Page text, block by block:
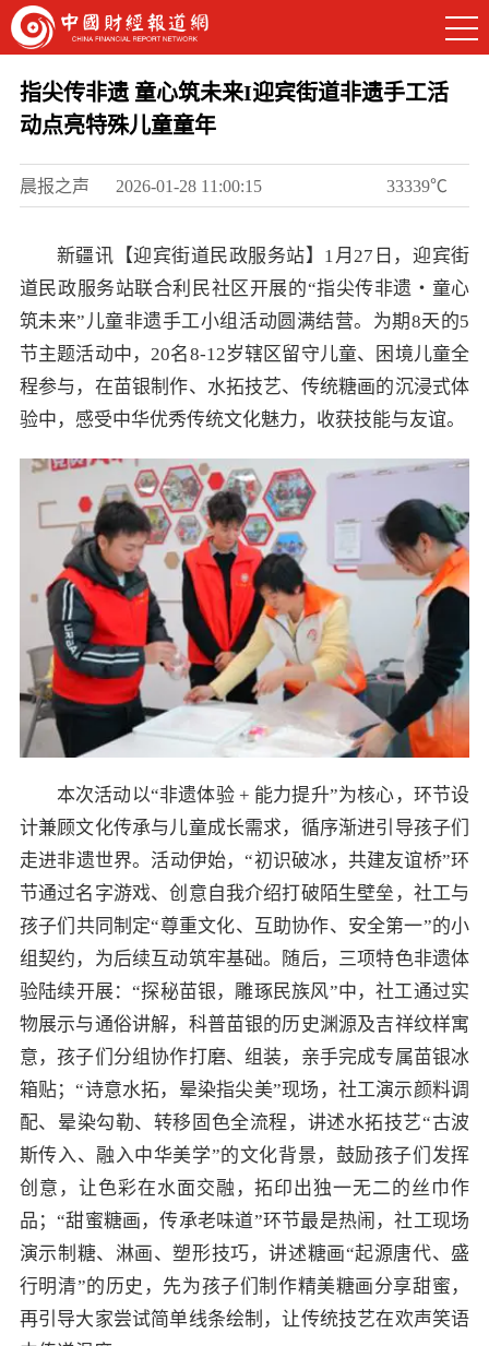
指尖传非遗 童心筑未来I迎宾街道非遗手工活
动点亮特殊儿童童年
晨报之声 2026-01-28 11:00:15 33339℃
新疆讯【迎宾街道民政服务站】1月27日，迎宾街
道民政服务站联合利民社区开展的“指尖传非遗・童心
筑未来”儿童非遗手工小组活动圆满结营。为期8天的5
节主题活动中，20名8-12岁辖区留守儿童、困境儿童全
程参与，在苗银制作、水拓技艺、传统糖画的沉浸式体
验中，感受中华优秀传统文化魅力，收获技能与友谊。
本次活动以“非遗体验 + 能力提升”为核心，环节设
计兼顾文化传承与儿童成长需求，循序渐进引导孩子们
走进非遗世界。活动伊始，“初识破冰，共建友谊桥”环
节通过名字游戏、创意自我介绍打破陌生壁垒，社工与
孩子们共同制定“尊重文化、互助协作、安全第一”的小
组契约，为后续互动筑牢基础。随后，三项特色非遗体
验陆续开展：“探秘苗银，雕琢民族风”中，社工通过实
物展示与通俗讲解，科普苗银的历史渊源及吉祥纹样寓
意，孩子们分组协作打磨、组装，亲手完成专属苗银冰
箱贴；“诗意水拓，晕染指尖美”现场，社工演示颜料调
配、晕染勾勒、转移固色全流程，讲述水拓技艺“古波
斯传入、融入中华美学”的文化背景，鼓励孩子们发挥
创意，让色彩在水面交融，拓印出独一无二的丝巾作
品；“甜蜜糖画，传承老味道”环节最是热闹，社工现场
演示制糖、淋画、塑形技巧，讲述糖画“起源唐代、盛
行明清”的历史，先为孩子们制作精美糖画分享甜蜜，
再引导大家尝试简单线条绘制，让传统技艺在欢声笑语